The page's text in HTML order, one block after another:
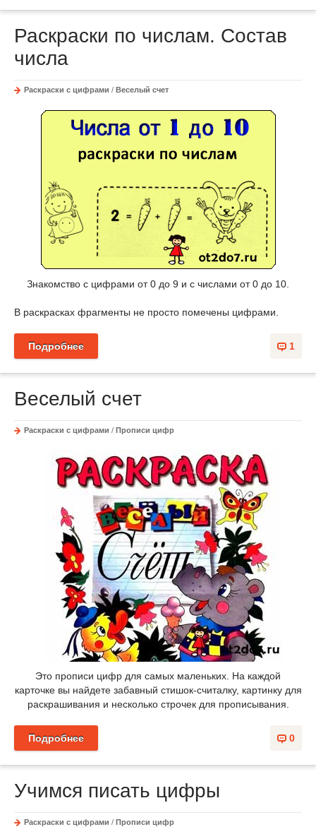
Раскраски по числам. Состав
числа
Раскраски с цифрами / Веселый счет
Знакомство с цифрами от 0 до 9 и с числами от 0 до 10.
В раскрасках фрагменты не просто помечены цифрами.
1
Подробнее
Веселый счет
Раскраски с цифрами / Прописи цифр
Это прописи цифр для самых маленьких. На каждой
карточке вы найдете забавный стишок-считалку, картинку для
раскрашивания и несколько строчек для прописывания.
0
Подробнее
Учимся писать цифры
Раскраски с цифрами / Прописи цифр